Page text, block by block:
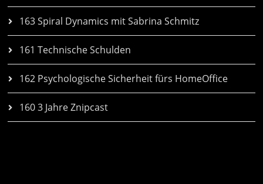
163 Spiral Dynamics mit Sabrina Schmitz
161 Technische Schulden
162 Psychologische Sicherheit fürs HomeOffice
160 3 Jahre Znipcast